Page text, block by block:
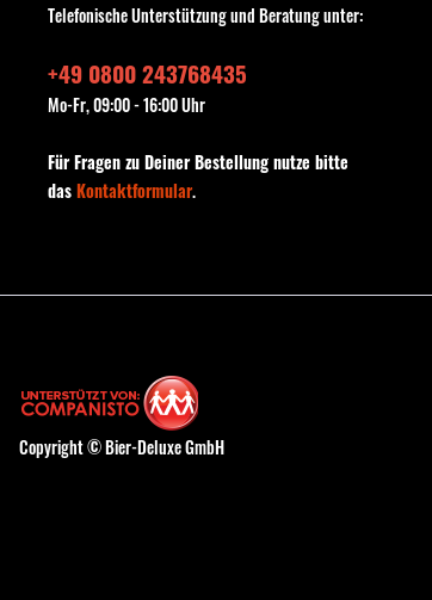
Telefonische Unterstützung und Beratung unter:
+49 0800 243768435
Mo-Fr, 09:00 - 16:00 Uhr
Für Fragen zu Deiner Bestellung nutze bitte
dasKontaktformular.
Copyright © Bier-Deluxe GmbH